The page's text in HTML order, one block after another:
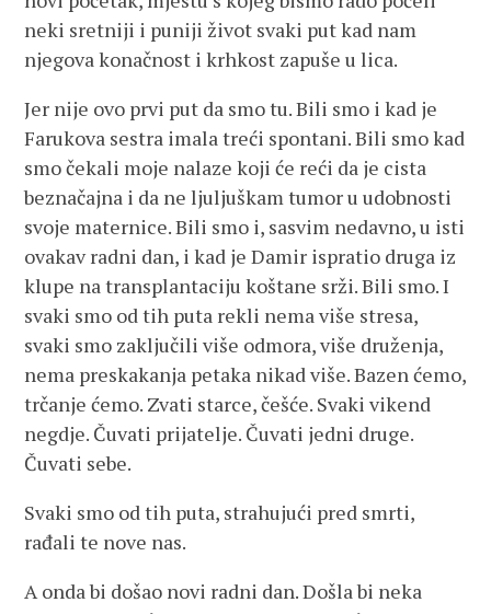
neki sretniji i puniji život svaki put kad nam
njegova konačnost i krhkost zapuše u lica.
Jer nije ovo prvi put da smo tu. Bili smo i kad je
Farukova sestra imala treći spontani. Bili smo kad
smo čekali moje nalaze koji će reći da je cista
beznačajna i da ne ljuljuškam tumor u udobnosti
svoje maternice. Bili smo i, sasvim nedavno, u isti
ovakav radni dan, i kad je Damir ispratio druga iz
klupe na transplantaciju koštane srži. Bili smo. I
svaki smo od tih puta rekli nema više stresa,
svaki smo zaključili više odmora, više druženja,
nema preskakanja petaka nikad više. Bazen ćemo,
trčanje ćemo. Zvati starce, češće. Svaki vikend
negdje. Čuvati prijatelje. Čuvati jedni druge.
Čuvati sebe.
Svaki smo od tih puta, strahujući pred smrti,
rađali te nove nas.
A onda bi došao novi radni dan. Došla bi neka